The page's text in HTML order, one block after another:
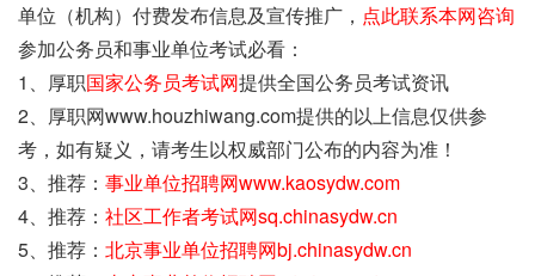
单位（机构）付费发布信息及宣传推广， 点此联系本网咨询
参加公务员和事业单位考试必看：
1、厚职国家公务员考试网提供全国公务员考试资讯
2、厚职网www.houzhiwang.com提供的以上信息仅供参
考，如有疑义，请考生以权威部门公布的内容为准！
3、推荐： 事业单位招聘网www.kaosydw.com
4、推荐： 社区工作者考试网sq.chinasydw.cn
5、推荐： 北京事业单位招聘网bj.chinasydw.cn